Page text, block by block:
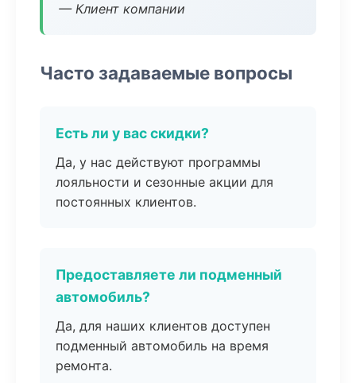
— Клиент компании
Часто задаваемые вопросы
Есть ли у вас скидки?
Да, у нас действуют программы
лояльности и сезонные акции для
постоянных клиентов.
Предоставляете ли подменный
автомобиль?
Да, для наших клиентов доступен
подменный автомобиль на время
ремонта.